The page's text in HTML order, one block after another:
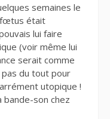
semaines le
fœtus était
lui faire
(voir même lui
serait comme
pas du tout pour
utopique !
bande-son chez